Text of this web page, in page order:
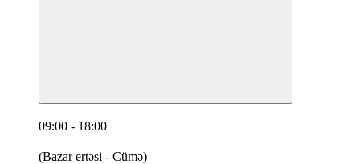
09:00 - 18:00
(Bazar ertəsi - Cümə)